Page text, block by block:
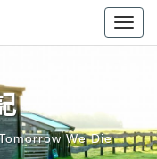
We Die